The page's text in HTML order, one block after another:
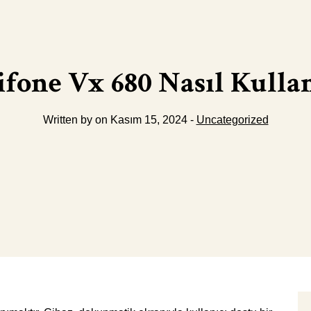
Vx 680 Nasıl
Written by on Kasım 15, 2024 - Uncategorized